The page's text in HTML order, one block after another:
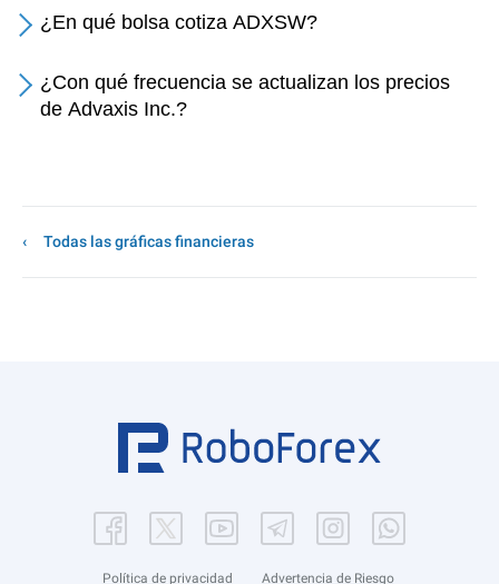
¿En qué bolsa cotiza ADXSW?
¿Con qué frecuencia se actualizan los precios
de Advaxis Inc.?
Todas las gráficas financieras
Política de privacidad Advertencia de Riesgo